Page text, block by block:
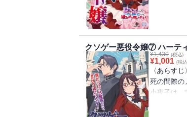
書籍版特典
クソゲー攻
今回の舞台
女子寮は崩
んやわんや
その裏で
す。
ー一直線か
に魔法使い
が、現れた
グまみれの
コミックラ
突破の転生
クソゲー悪役令嬢⑦ ハーテ
¥1,430 (税込)
¥1,001 (税
〈あらすじ〉
死の間際の
小夜子は、
覚めた先